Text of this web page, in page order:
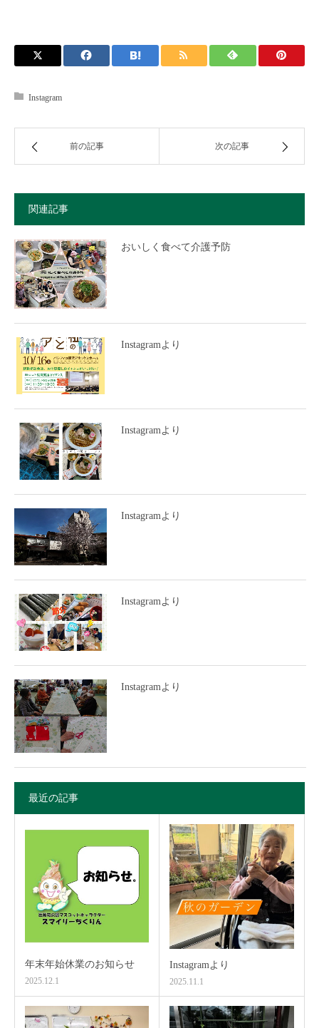
Instagram
前の記事 次の記事
関連記事
おいしく食べて介護予防
Instagramより
Instagramより
Instagramより
Instagramより
Instagramより
最近の記事
年末年始休業のお知らせ
2025.12.1
Instagramより
2025.11.1